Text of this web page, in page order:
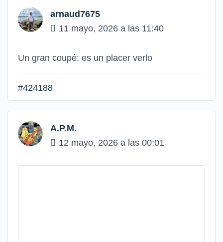
arnaud7675
11 mayo, 2026 a las 11:40
Un gran coupé: es un placer verlo
#424188
A.P.M.
12 mayo, 2026 a las 00:01